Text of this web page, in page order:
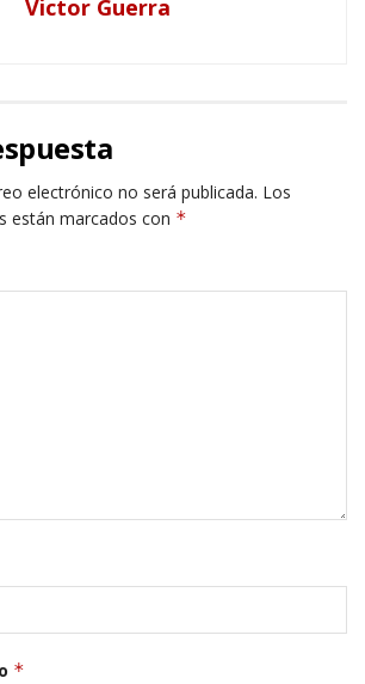
Victor Guerra
electrónico no será publicada. Los
están marcados con *
*